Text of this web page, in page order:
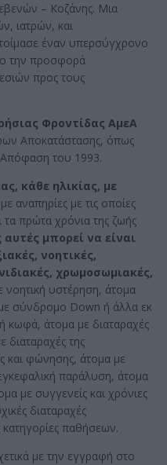
– Κοζάνης. Μια
ιατρών, και
έναν υπερσύγχρονο
την προσφορά
προς τους
Φροντίδας ΑμεΑ
Αποκατάστασης, όπως
Απόφαση του 1993.
κάθε ηλικίας, με
αναπηρίες με τις οποίες
τα πρώτα χρόνια της ζωής
μπορεί να είναι
νοητικές,
χρωμοσωμιακές,
νοητική υστέρηση, άτομα
σύνδρομο Down ή άλλα εκ
κωφά, άτομα με διαταραχές
διαταραχές της
και φώνησης, άτομα με
παράλυση, άτομα
με συγγενείς και χρόνιες
διαταραχές
παθήσεων.
με την εγγραφή στο